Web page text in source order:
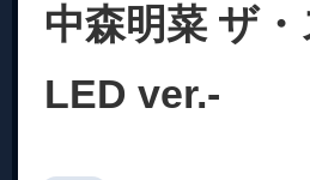
中森明菜 ザ
LED ver.-